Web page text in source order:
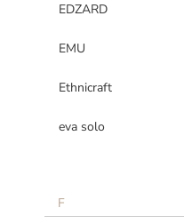
EDZARD
EMU
Ethnicraft
eva solo
F